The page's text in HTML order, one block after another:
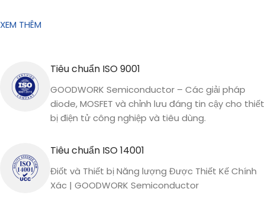
XEM THÊM
Tiêu chuẩn ISO 9001
GOODWORK Semiconductor – Các giải pháp
diode, MOSFET và chỉnh lưu đáng tin cậy cho thiết
bị điện tử công nghiệp và tiêu dùng.
Tiêu chuẩn ISO 14001
Điốt và Thiết bị Năng lượng Được Thiết Kế Chính
Xác | GOODWORK Semiconductor